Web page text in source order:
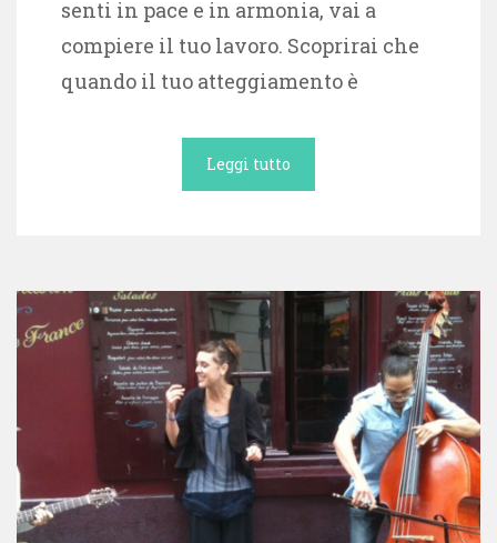
senti in pace e in armonia, vai a
compiere il tuo lavoro. Scoprirai che
quando il tuo atteggiamento è
Leggi tutto